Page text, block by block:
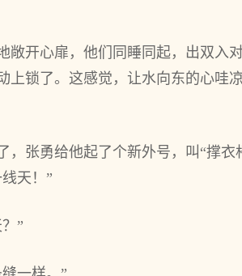
敞开心扉，他们同睡同起，出双入
锁了。这感觉，让水向东的心哇
张勇给他起了个新外号，叫“撑衣
天！”
”